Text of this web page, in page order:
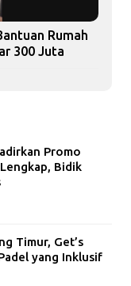
Rumah
300 Juta
Promo
Bidik
Timur, Get’s
yang Inklusif